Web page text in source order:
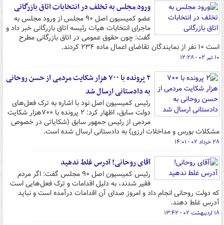
ورود مجلس به تخلف در انتخابات اتاق بازرگانی
عضو کمیسیون اصل ۹۰ مجلس از ورود مجلس به
ماجرای انتخابات هیات رئیسه اتاق بازرگانی خبر داد و
گفت: چون حقوق عمومی در اتاق بازرگانی مطرح
است ۱۰ نفر از نمایندگان تقاضای اعمال ماده ۲۳۴ کردند.
۱۰ تیر ۰۲ - ۱۲:۲۸
۲ پرونده‌ با ۷۰۰ هزار شکایت مردمی از حسن روحانی
به دادستانی ارسال شد
رئیس کمیسیون اصل نود با اشاره به ترک فعل‌های
دولت سابق، اظهار کرد: ۲ پرونده با ۷۰۰هزار شکایت
مردمی از رئیس جمهور سابق (شکایاتی در خصوص
مشکلات بورس و مداخلات ارزی) به دادستانی ارسال شده است.
۲۸ خرداد ۰۲ - ۱۴:۰۱
آقای روحانی! آدرس غلط ندهید
رئیس کمیسیون اصل ۹۰ مجلس گفت: اگر مردم
فقیر شدند، به دلیل اقدامات و ترک فعل‌هایی است
که دولت روحانی انجام داد و امروز صدای آن اقدامات درآمده است و نباید
آدرس غلط دهند.
۱۸ اردیبهشت ۰۲ - ۱۳:۴۲